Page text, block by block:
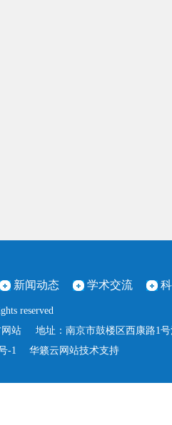
新闻动态 学术交流
reserved
站 地址：南京市鼓楼区西康路1号
-1 华籁云 网站技术支持